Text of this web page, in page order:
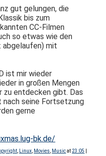
gut gelungen, die
bis zum
CC-Filmen
so etwas wie den
abgelaufen) mit
ist mir wieder
in großen Mengen
entdecken gibt. Das
seine Fortsetzung
gerne
bk.de/
Linux Movies Musicat 23:05